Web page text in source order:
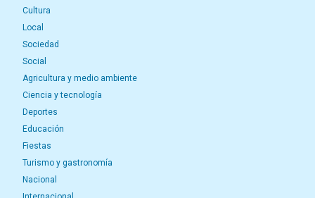
Cultura
Local
Sociedad
Social
Agricultura y medio ambiente
Ciencia y tecnología
Deportes
Educación
Fiestas
Turismo y gastronomía
Nacional